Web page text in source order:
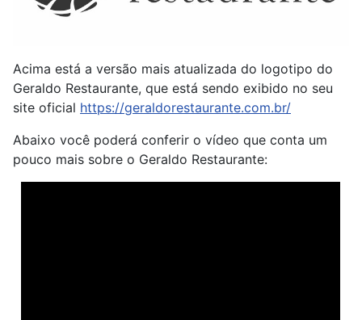
Acima está a versão mais atualizada do logotipo do
Geraldo Restaurante, que está sendo exibido no seu
site oficial https://geraldorestaurante.com.br/
Abaixo você poderá conferir o vídeo que conta um
pouco mais sobre o Geraldo Restaurante: